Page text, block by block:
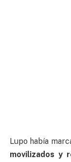
Lupo había
movilizados y